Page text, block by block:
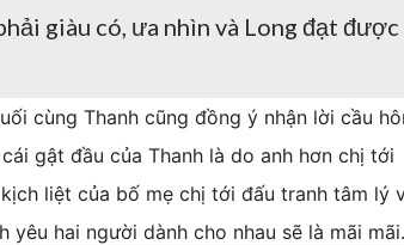
giàu có, ưa nhìn và Long đạt được
cùng Thanh cũng đồng ý nhận lời cầu
gật đầu của Thanh là do anh hơn chị tới
liệt của bố mẹ chị tới đấu tranh tâm lý
yêu hai người dành cho nhau sẽ là mãi mãi.